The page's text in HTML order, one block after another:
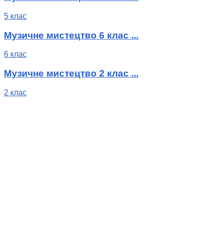
5 клас
Музичне мистецтво 6 клас ...
6 клас
Музичне мистецтво 2 клас ...
2 клас